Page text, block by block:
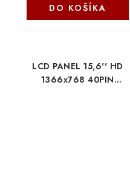
DO KOŠÍKA
LCD PANEL 15,6'' HD
1366x768 40PIN